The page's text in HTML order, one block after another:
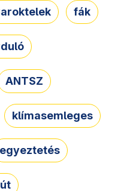
fák
ANTSZ
klímasemleges
egyeztetés